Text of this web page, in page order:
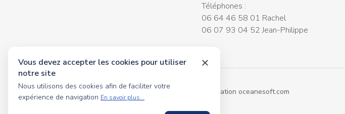
Téléphones :
06 64 46 58 01 Rachel
06 07 93 04 52 Jean-Philippe
© 2026 tous droits réservés Toyscollection. Réalisation oceanesoft.com
Vous devez accepter les cookies pour utiliser
notre site
Nous utilisons des cookies afin de faciliter votre
expérience de navigation En savoir plus...